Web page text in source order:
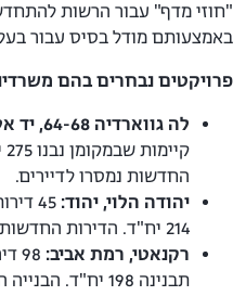
"חוזי מדף" עבור הרשות
באמצעותם מודל בסיס עבור
פרויקטים נבחרים בהם
לה גווארדיה 64-68, יד אליהו, תל אביב:
החדשות נמסרו לדיירים.
יהודה הלוי, יהוד:
45
214 יח"ד. הדירות החדשות נמסרו לדיירים.
רקנאטי, רמת אביב:
תבנינה 198 יח"ד.